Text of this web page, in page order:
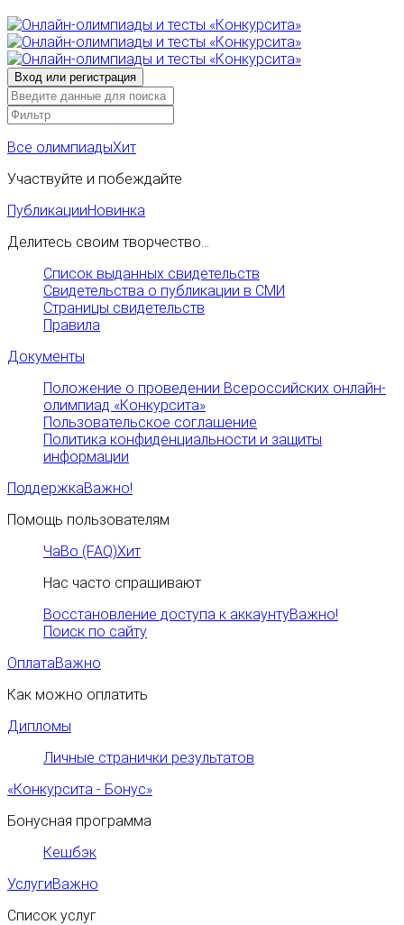
Все олимпиадыХит
Участвуйте и побеждайте
ПубликацииНовинка
Делитесь своим творчество...
Список выданных свидетельств
Свидетельства о публикации в СМИ
Страницы свидетельств
Правила
Документы
Положение о проведении Всероссийских онлайн-
олимпиад «Конкурсита»
Пользовательское соглашение
Политика конфиденциальности и защиты
информации
ПоддержкаВажно!
Помощь пользователям
ЧаВо (FAQ)Хит
Нас часто спрашивают
Восстановление доступа к аккаунтуВажно!
Поиск по сайту
ОплатаВажно
Как можно оплатить
Дипломы
Личные странички результатов
«Конкурсита - Бонус»
Бонусная программа
Кешбэк
УслугиВажно
Список услуг